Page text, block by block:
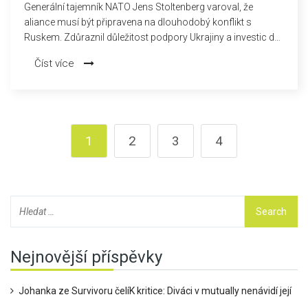
Generální tajemník NATO Jens Stoltenberg varoval, že
aliance musí být připravena na dlouhodobý konflikt s
Ruskem. Zdůraznil důležitost podpory Ukrajiny a investic do
Stoltenbergova varování přicházejí uprostřed napětí mezi
Číst více
1 2 3 4
Nejnovější příspěvky
Johanka ze Survivoru čelíK kritice: Diváci v mutually nenávidí její